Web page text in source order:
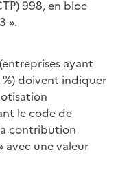
998, en bloc
».
ayant
doivent indiquer
le code de
contribution
avec une valeur